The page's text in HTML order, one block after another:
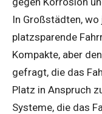
In Großstädten,
platzsparende
Kompakte, aber
gefragt, die das
Platz in Anspruch
Systeme, die das